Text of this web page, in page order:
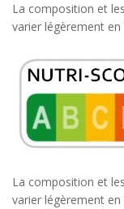
La composition et
varier légèrement
La composition et
varier légèrement